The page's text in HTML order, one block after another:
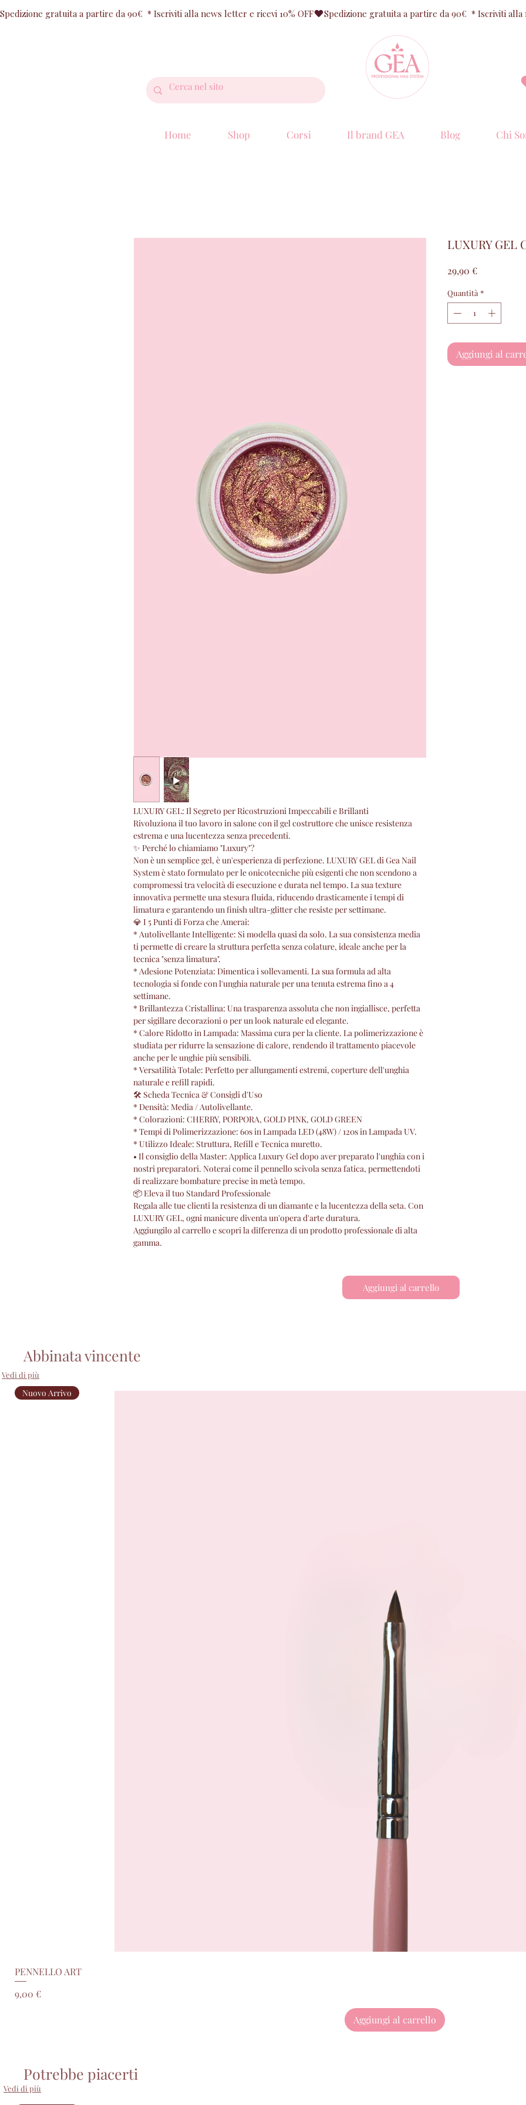
Spedizione gratuita a partire da 90€  * Iscriviti alla news letter e ricevi 10% OFF
Home Shop Corsi Il brand GEA Blog Chi
LUXURY GEL: Il Segreto per Ricostruzioni Impeccabili e Brillanti
Rivoluziona il tuo lavoro in salone con il gel costruttore che unisce resistenza
estrema e una lucentezza senza precedenti.
✨ Perché lo chiamiamo "Luxury"?
Non è un semplice gel, è un'esperienza di perfezione. LUXURY GEL di Gea Nail
System è stato formulato per le onicotecniche più esigenti che non scendono a
compromessi tra velocità di esecuzione e durata nel tempo. La sua texture
innovativa permette una stesura fluida, riducendo drasticamente i tempi di
limatura e garantendo un finish ultra-glitter che resiste per settimane.
💎 I 5 Punti di Forza che Amerai:
* Autolivellante Intelligente: Si modella quasi da solo. La sua consistenza media
ti permette di creare la struttura perfetta senza colature, ideale anche per la
tecnica "senza limatura".
* Adesione Potenziata: Dimentica i sollevamenti. La sua formula ad alta
tecnologia si fonde con l'unghia naturale per una tenuta estrema fino a 4
settimane.
* Brillantezza Cristallina: Una trasparenza assoluta che non ingiallisce, perfetta
per sigillare decorazioni o per un look naturale ed elegante.
* Calore Ridotto in Lampada: Massima cura per la cliente. La polimerizzazione è
studiata per ridurre la sensazione di calore, rendendo il trattamento piacevole
anche per le unghie più sensibili.
* Versatilità Totale: Perfetto per allungamenti estremi, coperture dell'unghia
naturale e refill rapidi.
🛠 Scheda Tecnica & Consigli d'Uso
* Densità: Media / Autolivellante.
* Colorazioni: CHERRY, PORPORA, GOLD PINK, GOLD GREEN
* Tempi di Polimerizzazione: 60s in Lampada LED (48W) / 120s in Lampada UV.
* Utilizzo Ideale: Struttura, Refill e Tecnica muretto.
• Il consiglio della Master: Applica Luxury Gel dopo aver preparato l'unghia con i
nostri preparatori. Noterai come il pennello scivola senza fatica, permettendoti
di realizzare bombature precise in metà tempo.
📦 Eleva il tuo Standard Professionale
Regala alle tue clienti la resistenza di un diamante e la lucentezza della seta. Con
LUXURY GEL, ogni manicure diventa un'opera d'arte duratura.
Aggiungilo al carrello e scopri la differenza di un prodotto professionale di alta
gamma.
LUXURY GEL
29,90 €Prezzo
Quantità *
Aggiungi al
Aggiungi al carrello
Abbinata vincente
Nuovo Arrivo
PENNELLO ART
Prezzo
9,00 €
Aggiungi al carrello
Vedi di più
Potrebbe piacerti
Vedi di più